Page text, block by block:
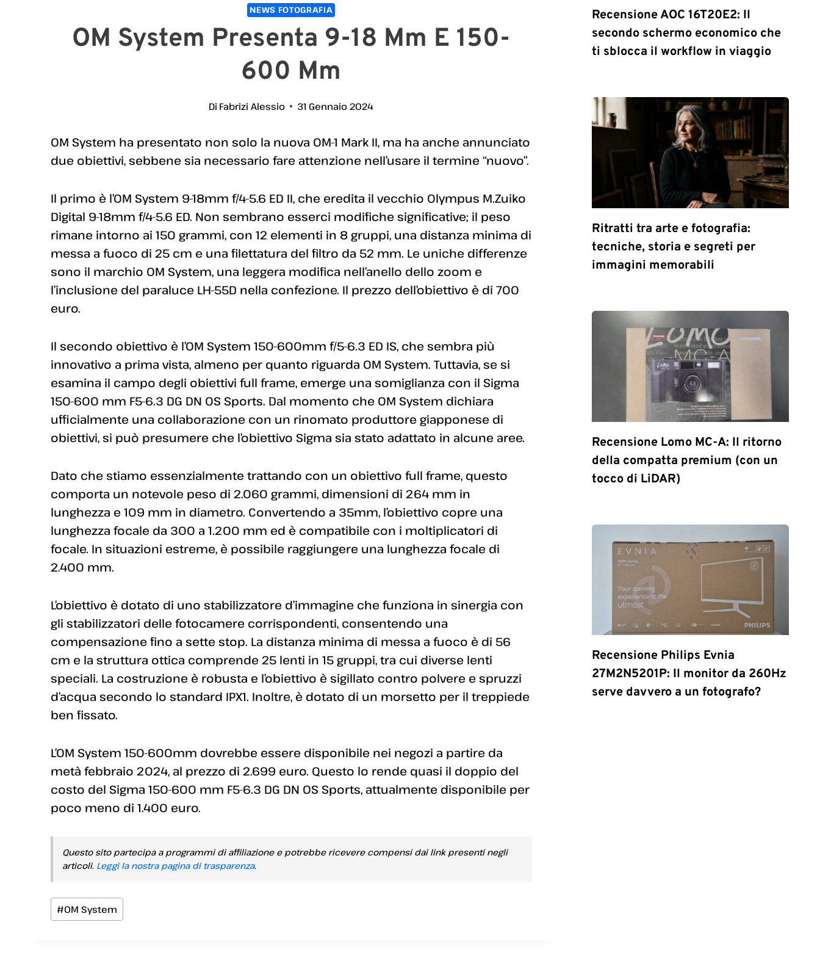
NEWS FOTOGRAFIA
OM System Presenta 9-18 Mm E 150-
600 Mm
Di Fabrizi Alessio 31 Gennaio 2024
OM System ha presentato non solo la nuova OM-1 Mark II, ma ha anche annunciato
due obiettivi, sebbene sia necessario fare attenzione nell’usare il termine “nuovo”.
Il primo è l’OM System 9-18mm f/4-5.6 ED II, che eredita il vecchio Olympus M.Zuiko
Digital 9-18mm f/4-5.6 ED. Non sembrano esserci modifiche significative; il peso
rimane intorno ai 150 grammi, con 12 elementi in 8 gruppi, una distanza minima di
messa a fuoco di 25 cm e una filettatura del filtro da 52 mm. Le uniche differenze
sono il marchio OM System, una leggera modifica nell’anello dello zoom e
l’inclusione del paraluce LH-55D nella confezione. Il prezzo dell’obiettivo è di 700
euro.
Il secondo obiettivo è l’OM System 150-600mm f/5-6.3 ED IS, che sembra più
innovativo a prima vista, almeno per quanto riguarda OM System. Tuttavia, se si
esamina il campo degli obiettivi full frame, emerge una somiglianza con il Sigma
150-600 mm F5-6.3 DG DN OS Sports. Dal momento che OM System dichiara
ufficialmente una collaborazione con un rinomato produttore giapponese di
obiettivi, si può presumere che l’obiettivo Sigma sia stato adattato in alcune aree.
Dato che stiamo essenzialmente trattando con un obiettivo full frame, questo
comporta un notevole peso di 2.060 grammi, dimensioni di 264 mm in
lunghezza e 109 mm in diametro. Convertendo a 35mm, l’obiettivo copre una
lunghezza focale da 300 a 1.200 mm ed è compatibile con i moltiplicatori di
focale. In situazioni estreme, è possibile raggiungere una lunghezza focale di
2.400 mm.
L’obiettivo è dotato di uno stabilizzatore d’immagine che funziona in sinergia con
gli stabilizzatori delle fotocamere corrispondenti, consentendo una
compensazione fino a sette stop. La distanza minima di messa a fuoco è di 56
cm e la struttura ottica comprende 25 lenti in 15 gruppi, tra cui diverse lenti
speciali. La costruzione è robusta e l’obiettivo è sigillato contro polvere e spruzzi
d’acqua secondo lo standard IPX1. Inoltre, è dotato di un morsetto per il treppiede
ben fissato.
L’OM System 150-600mm dovrebbe essere disponibile nei negozi a partire da
metà febbraio 2024, al prezzo di 2.699 euro. Questo lo rende quasi il doppio del
costo del Sigma 150-600 mm F5-6.3 DG DN OS Sports, attualmente disponibile per
poco meno di 1.400 euro.
Questo sito partecipa a programmi di affiliazione e potrebbe ricevere compensi dai link presenti negli
articoli. Leggi la nostra pagina di trasparenza.
Tag
articolo:
#OM System
Recensione AOC 16T20E2: Il
secondo schermo economico che
ti sblocca il workflow in viaggio
Ritratti tra arte e fotografia:
tecniche, storia e segreti per
immagini memorabili
Recensione Lomo MC-A: Il ritorno
della compatta premium (con un
tocco di LiDAR)
Recensione Philips Evnia
27M2N5201P: Il monitor da 260Hz
serve davvero a un fotografo?